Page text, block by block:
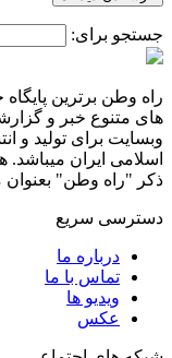
جستجو برای:
راه وطن برترین
های متنوع خبر و
وبسایت برای تولید و
اسلامی ایران میباشد.
ذکر "راه وطن" بعنوان
دسترسی سریع
درباره ما
تماس با ما
ویدیو ها
عکس